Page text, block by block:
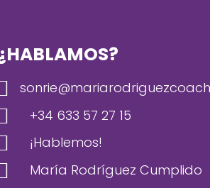
+34 633 57 27 15
¡Hablemos!
María Rodríguez Cumplido